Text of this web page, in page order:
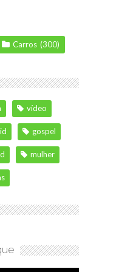
Carros (300)
vídeo
gospel
mulher